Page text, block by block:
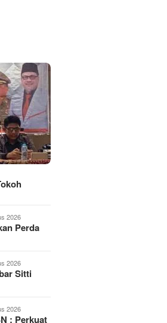
2026
Perda
2026
Sitti
2026
: Perkuat